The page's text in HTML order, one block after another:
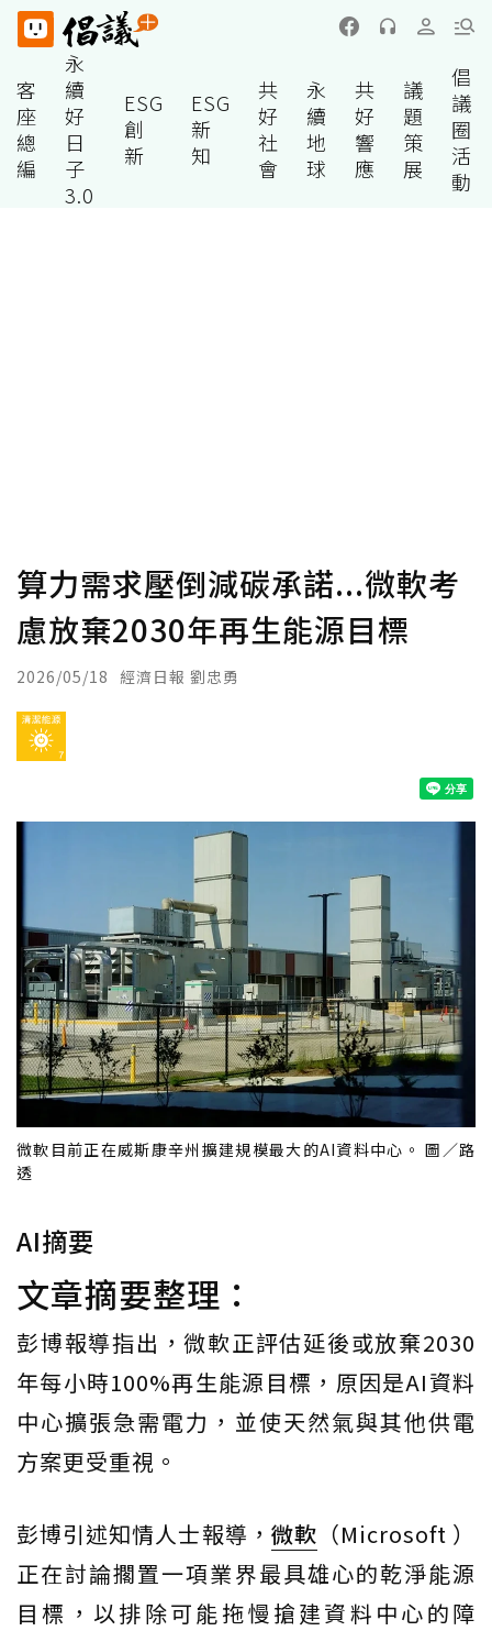
客
座
總
編
永
續
好
日
子
3.0
ESG
創
新
ESG
新
知
共
好
社
會
永
續
地
球
共
好
響
應
議
題
策
展
倡
議
圈
活
動
算力需求壓倒減碳承諾...微軟考
慮放棄2030年再生能源目標
2026/05/18 經濟日報 劉忠勇
微軟目前正在威斯康辛州擴建規模最大的AI資料中心。 圖／路
透
AI摘要
文章摘要整理：
彭博報導指出，微軟正評估延後或放棄2030
年每小時100%再生能源目標，原因是AI資料
中心擴張急需電力，並使天然氣與其他供電
方案更受重視。
彭博引述知情人士報導， 微軟 （Microsoft ）
正在討論擱置一項業界最具雄心的乾淨能源
目標，以排除可能拖慢搶建資料中心的障